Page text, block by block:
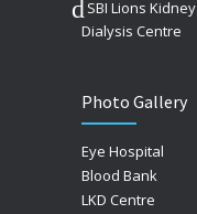
SBI Lions Kidney
Dialysis Centre
Photo Gallery
Eye Hospital
Blood Bank
LKD Centre